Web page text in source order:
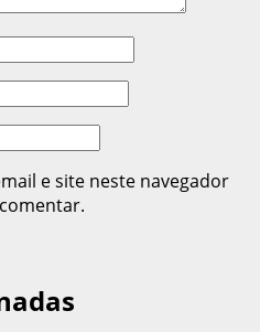
e site neste navegador